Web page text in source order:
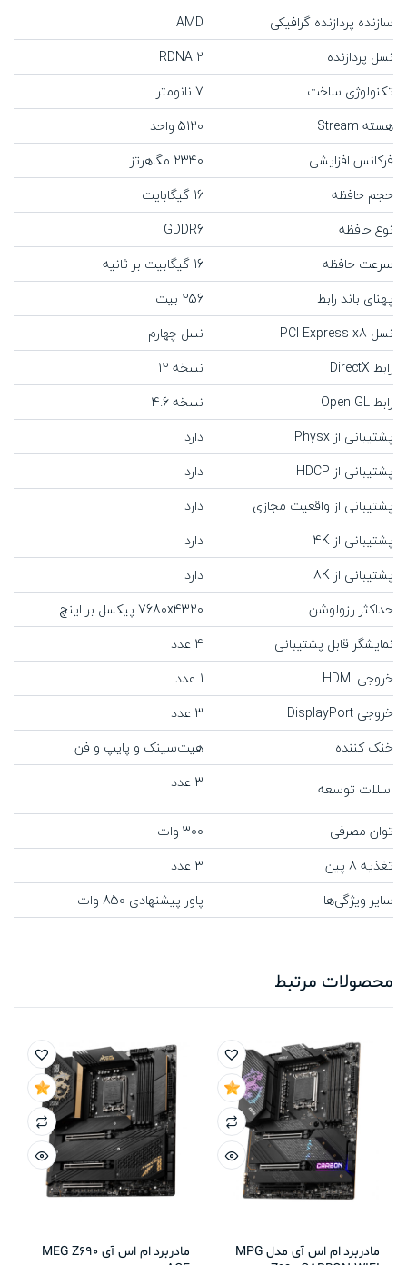
سازنده پردازنده گرافیکی
AMD
نسل پردازنده
RDNA 2
تکنولوژی ساخت
7 نانومتر
هسته‌ Stream
5120 واحد
فرکانس افزایشی
2340 مگاهرتز
حجم حافظه
16 گیگابایت
نوع حافظه
GDDR6
سرعت حافظه
16 گیگابیت بر ثانیه
پهنای باند رابط
256 بیت
نسل PCI Express x8
نسل چهارم
رابط DirectX
نسخه 12
رابط Open GL
نسخه 4.6
پشتیبانی از Physx
دارد
پشتیبانی از HDCP
دارد
پشتیبانی از واقعیت مجازی
دارد
پشتیبانی از 4K
دارد
پشتیبانی از 8K
دارد
حداکثر رزولوشن
7680x4320 پیکسل بر اینچ
نمایشگر قابل پشتیبانی
4 عدد
خروجی HDMI
1 عدد
خروجی DisplayPort
3 عدد
خنک کننده
هیت‌سینک و پایپ و فن
اسلات توسعه
3 عدد
توان مصرفی
300 وات
تغذیه 8 پین
3 عدد
سایر ویژگی‌ها
پاور پیشنهادی 850 وات
محصولات مرتبط
مادربرد ام اس آی مدل MPG
مادربرد ام اس آی MEG Z690